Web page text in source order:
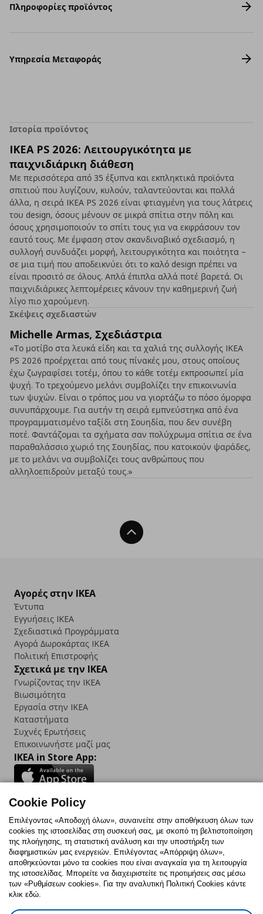
Πληροφορίες προϊόντος
Υπηρεσία Μεταφοράς
Ιστορία προϊόντος
IKEA PS 2026: Λειτουργικότητα με
παιχνιδιάρικη διάθεση
Με περισσότερα από 35 έξυπνα και εκπληκτικά προϊόντα
σπιτιού που λυγίζουν, κυλούν, ταλαντεύονται και πολλά
άλλα, η σειρά IKEA PS 2026 είναι φτιαγμένη για τους λάτρεις
του design, όσους μένουν σε μικρά σπίτια στην πόλη και
όσους χρησιμοποιούν το σπίτι τους για να εκφράσουν τον
εαυτό τους. Με έμφαση στον σκανδιναβικό σχεδιασμό, η
συλλογή συνδυάζει μορφή, λειτουργικότητα και ποιότητα –
σε μια τιμή που αποδεικνύει ότι το καλό design πρέπει να
είναι προσιτό σε όλους. Απλά έπιπλα αλλά ποτέ βαρετά. Οι
παιχνιδιάρικες λεπτομέρειες κάνουν την καθημερινή ζωή
λίγο πιο χαρούμενη.
Σκέψεις σχεδιαστών
Michelle Armas, Σχεδιάστρια
«Το μοτίβο στα λευκά είδη και τα χαλιά της συλλογής IKEA
PS 2026 προέρχεται από τους πίνακές μου, στους οποίους
έχω ζωγραφίσει τοτέμ, όπου το κάθε τοτέμ εκπροσωπεί μία
ψυχή. Το τρεχούμενο μελάνι συμβολίζει την επικοινωνία
των ψυχών. Είναι ο τρόπος μου να γιορτάζω το πόσο όμορφα
συνυπάρχουμε. Για αυτήν τη σειρά εμπνεύστηκα από ένα
προγραμματισμένο ταξίδι στη Σουηδία, που δεν συνέβη
ποτέ. Φαντάζομαι τα σχήματα σαν πολύχρωμα σπίτια σε ένα
παραθαλάσσιο χωριό της Σουηδίας, που κατοικούν ψαράδες,
με το μελάνι να συμβολίζει τους ανθρώπους που
αλληλοεπιδρούν μεταξύ τους.»
Back To Top
Αγορές στην IKEA
Έντυπα
Εγγυήσεις IKEA
Σχεδιαστικά Προγράμματα
Αγορά Δωρoκάρτας IKEA
Πολιτική Επιστροφής
Σχετικά με την IKEA
Γνωρίζοντας την IKEA
Βιωσιμότητα
Εργασία στην IKEA
Καταστήματα
Συχνές Ερωτήσεις
Επικοινωνήστε μαζί μας
IKEA in Store App:
Follow us:
FacebookInstagram
TikTokYoutubePinterestTwitter
Πολιτική CookiesΔήλωση ψηφιακής προσβασιμότητας
Cookie Policy
Επιλέγοντας «Αποδοχή όλων», συναινείτε στην αποθήκευση όλων των
cookies της ιστοσελίδας στη συσκευή σας, με σκοπό τη βελτιστοποίηση
της πλοήγησης, τη στατιστική ανάλυση και την υποστήριξη των
διαφημιστικών μας ενεργειών. Επιλέγοντας «Απόρριψη όλων»,
αποθηκεύονται μόνο τα cookies που είναι αναγκαία για τη λειτουργία
της ιστοσελίδας. Μπορείτε να διαχειριστείτε τις προτιμήσεις σας μέσω
των «Ρυθμίσεων cookies». Για την αναλυτική Πολιτική Cookies κάντε
κλικ εδώ.